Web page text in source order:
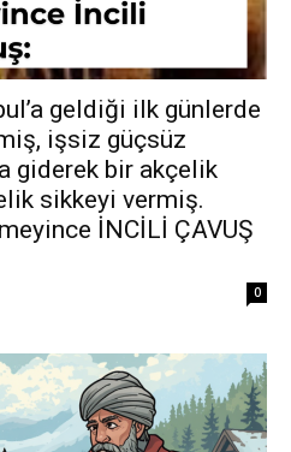
geldiği ilk günlerde
işsiz güçsüz
giderek bir akçelik
sikkeyi vermiş.
İNCİLİ ÇAVUŞ
0